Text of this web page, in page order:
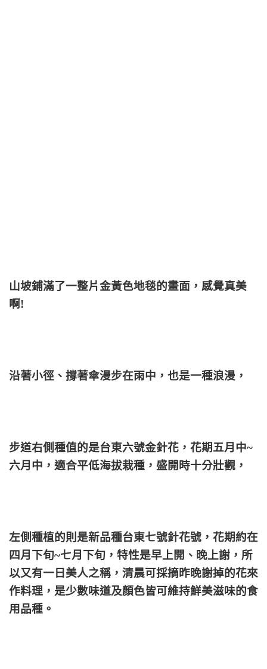
山坡鋪滿了一整片金黃色地毯的畫面，感覺真美
啊!
沿著小徑、撐著傘漫步在雨中，也是一種浪漫，
步道右側種值的是台東六號金針花，花期五月中~
六月中，適合平低海拔栽種，盛開時十分壯觀，
左側種植的則是新品種台東七號針花號，花期約在
四月下旬~七月下旬，特性是早上開、晚上謝，所
以又有一日美人之稱，清晨可採摘昨晚謝掉的花來
作料理，是少數味道及顏色皆可維持鮮美滋味的食
用品種。